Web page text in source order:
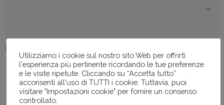
Uffici
Utilizziamo i cookie sul nostro sito Web per offrirti
l'esperienza più pertinente ricordando le tue preferenze
e le visite ripetute. Cliccando su “Accetta tutto”
acconsenti all'uso di TUTTI i cookie. Tuttavia, puoi
visitare "Impostazioni cookie" per fornire un consenso
controllato.